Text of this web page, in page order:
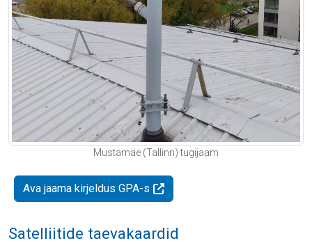
Mustamäe (Tallinn) tugijaam
Ava jaama kirjeldus GPA-s
Satelliitide taevakaardid